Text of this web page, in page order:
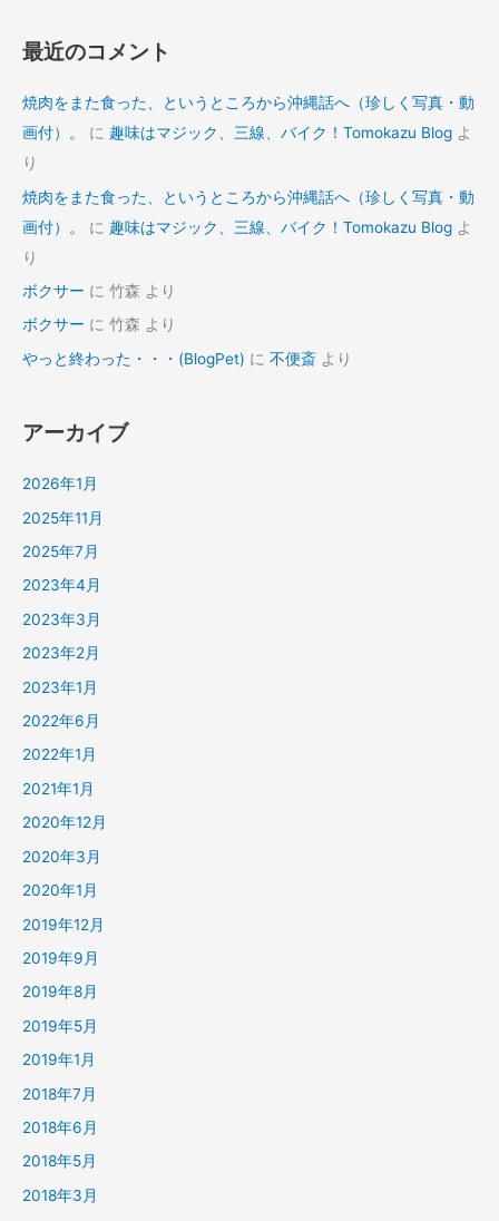
最近のコメント
焼肉をまた食った、というところから沖縄話へ（珍しく写真・動
画付）。
に 趣味はマジック、三線、バイク！Tomokazu Blog よ
り
焼肉をまた食った、というところから沖縄話へ（珍しく写真・動
画付）。
に 趣味はマジック、三線、バイク！Tomokazu Blog よ
り
ボクサー に 竹森 より
ボクサー に 竹森 より
やっと終わった・・・(BlogPet) に 不便斎 より
アーカイブ
2026年1月
2025年11月
2025年7月
2023年4月
2023年3月
2023年2月
2023年1月
2022年6月
2022年1月
2021年1月
2020年12月
2020年3月
2020年1月
2019年12月
2019年9月
2019年8月
2019年5月
2019年1月
2018年7月
2018年6月
2018年5月
2018年3月